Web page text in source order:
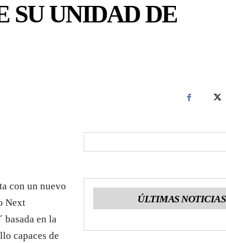
SU UNIDAD DE
con un nuevo
Next
en la
capaces de
ÚLTIMAS NOTICIAS